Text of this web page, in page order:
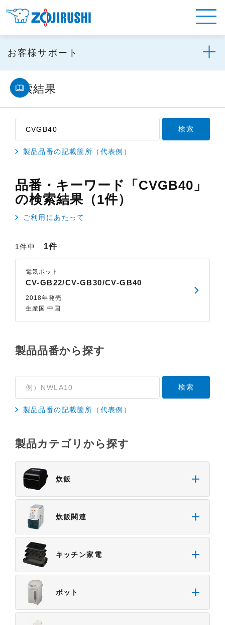
お客様サポート
検索結果
製品品番の記載箇所（代表例）
品番・キーワード「CVGB40」
の検索結果（1件）
ご利用にあたって
1件中 1件
電気ポット
CV-GB22/CV-GB30/CV-GB40
2018年発売
生産国 中国
製品品番から探す
製品品番の記載箇所（代表例）
製品カテゴリから探す
炊飯
炊飯関連
キッチン家電
ポット